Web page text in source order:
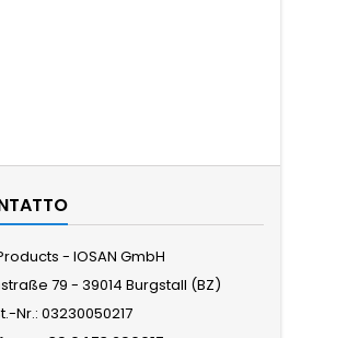
- IOSAN GmbH
79 - 39014 Burgstall (BZ)
Nr.: 03230050217